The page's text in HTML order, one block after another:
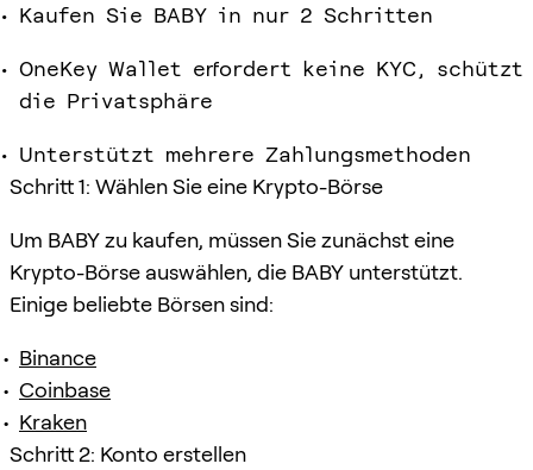
Kaufen Sie BABY in nur 2 Schritten
OneKey Wallet erfordert keine KYC, schützt
die Privatsphäre
Unterstützt mehrere Zahlungsmethoden
Schritt 1: Wählen Sie eine Krypto-Börse
Um BABY zu kaufen, müssen Sie zunächst eine
Krypto-Börse auswählen, die BABY unterstützt.
Einige beliebte Börsen sind:
Binance
Coinbase
Kraken
Schritt 2: Konto erstellen